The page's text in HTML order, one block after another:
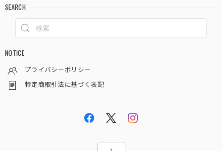
SEARCH
NOTICE
プライバシーポリシー
特定商取引法に基づく表記